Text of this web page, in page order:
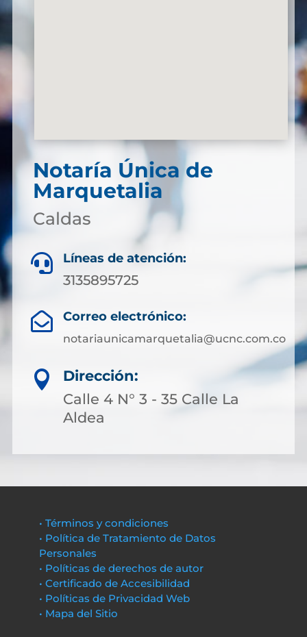
Notaría Única de
Marquetalia
Caldas
 Líneas de atención:
3135895725
 Correo electrónico:
notariaunicamarquetalia@ucnc.com.co

Dirección:
Calle 4 N° 3 - 35 Calle La
Aldea
• Términos y condiciones
• Política de Tratamiento de Datos
Personales
• Políticas de derechos de autor
• Certificado de Accesibilidad
• Políticas de Privacidad Web
• Mapa del Sitio